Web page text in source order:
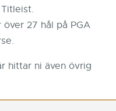
27 hål på PGA
hittar ni även övrig